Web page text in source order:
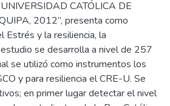
CATÓLICA DE
2012”, presenta como
Estrés y la resiliencia, la
se desarrolla a nivel de 257
se utilizó como instrumentos los
y para resiliencia el CRE-U. Se
en primer lugar detectar el nivel